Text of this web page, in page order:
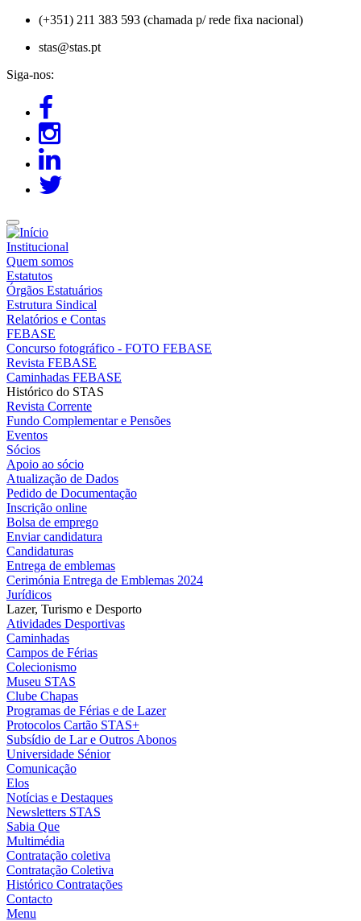
Passar
principal
(+351) 211 383 593 (chamada p/ rede fixa nacional)
stas@stas.pt
Siga-nos:
Institucional
Quem somos
Estatutos
Órgãos Estatuários
Estrutura Sindical
Relatórios e Contas
FEBASE
Concurso fotográfico - FOTO FEBASE
Revista FEBASE
Caminhadas FEBASE
Histórico do STAS
Revista Corrente
Fundo Complementar e Pensões
Eventos
Sócios
Apoio ao sócio
Atualização de Dados
Pedido de Documentação
Inscrição online
Bolsa de emprego
Enviar candidatura
Candidaturas
Entrega de emblemas
Cerimónia Entrega de Emblemas 2024
Jurídicos
Lazer, Turismo e Desporto
Atividades Desportivas
Caminhadas
Campos de Férias
Colecionismo
Museu STAS
Clube Chapas
Programas de Férias e de Lazer
Protocolos Cartão STAS+
Subsídio de Lar e Outros Abonos
Universidade Sénior
Comunicação
Elos
Notícias e Destaques
Newsletters STAS
Sabia Que
Multimédia
Contratação coletiva
Contratação Coletiva
Histórico Contratações
Contacto
Menu